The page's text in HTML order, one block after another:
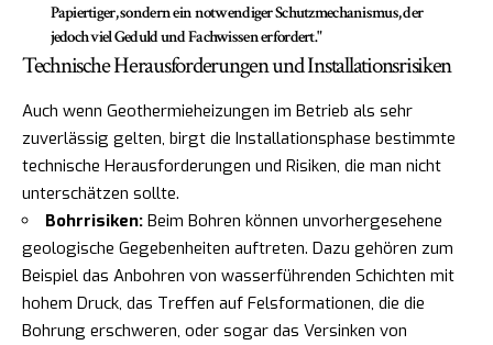
Papiertiger, sondern ein notwendiger Schutzmechanismus, der
jedoch viel Geduld und Fachwissen erfordert."
Technische Herausforderungen und Installationsrisiken
Auch wenn Geothermieheizungen im Betrieb als sehr
zuverlässig gelten, birgt die Installationsphase bestimmte
technische Herausforderungen und Risiken, die man nicht
unterschätzen sollte.
Bohrrisiken: Beim Bohren können unvorhergesehene
geologische Gegebenheiten auftreten. Dazu gehören zum
Beispiel das Anbohren von wasserführenden Schichten mit
hohem Druck, das Treffen auf Felsformationen, die die
Bohrung erschweren, oder sogar das Versinken von